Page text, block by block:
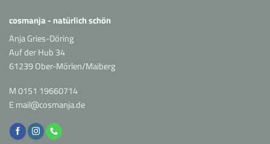
cosmanja - natürlich schön
Anja Gries-Döring
Auf der Hub 34
61239 Ober-Mörlen/Maiberg
M0151 19660714
Email@cosmanja.de